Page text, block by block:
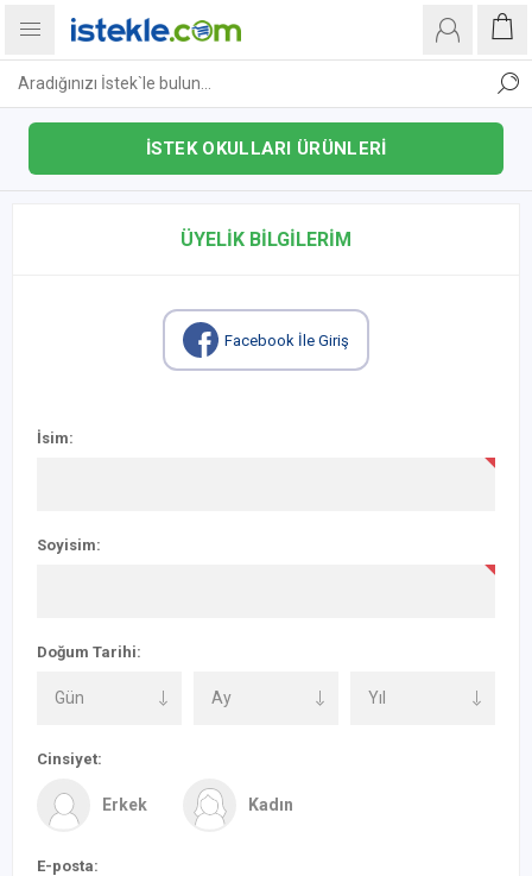
İSTEK OKULLARI ÜRÜNLERİ
ÜYELIK BILGILERIM
Facebook İle Giriş
İsim:
Soyisim:
Doğum Tarihi:
Cinsiyet:
Erkek Kadın
E-posta: